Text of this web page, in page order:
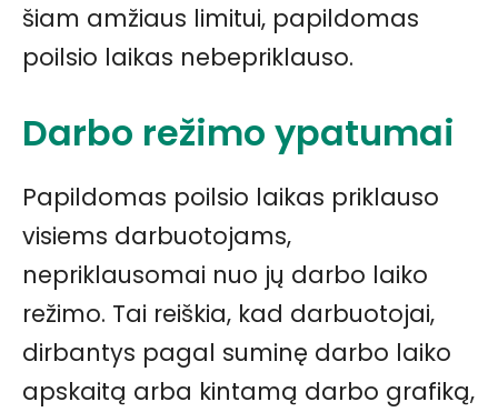
šiam amžiaus limitui, papildomas
poilsio laikas nebepriklauso.
Darbo režimo ypatumai
Papildomas poilsio laikas priklauso
visiems darbuotojams,
nepriklausomai nuo jų darbo laiko
režimo. Tai reiškia, kad darbuotojai,
dirbantys pagal suminę darbo laiko
apskaitą arba kintamą darbo grafiką,